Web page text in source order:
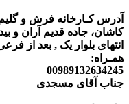
آدرس کـارخانه فرش و
کاشان، جاده قدیم آران
انتهای بلوار یک , بعد از فرعی
همـراه:
00989132634245
جناب آقای مسجدی